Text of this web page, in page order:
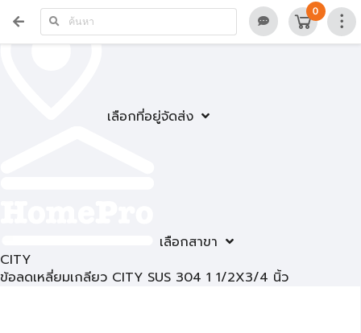
เลือกที่อยู่จัดส่ง
เลือกสาขา
0
CITY
ข้อลดเหลี่ยมเกลียว CITY SUS 304 1 1/2X3/4 นิ้ว